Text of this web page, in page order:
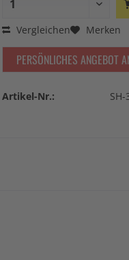
Vergleichen Merken
PERSÖNLICHES ANGEBOT
Artikel-Nr.: SH-